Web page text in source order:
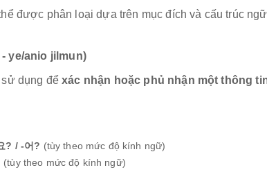
được phân loại dựa trên mục đích và cấu trúc
- ye/anio jilmun)
sử dụng đểxác nhận hoặc phủ nhận một thông
? / -어? (tùy theo mức độ kính ngữ)
(tùy theo mức độ kính ngữ)